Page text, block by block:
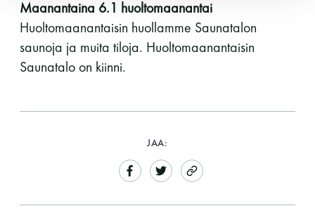
LUE LISÄÄ
Maanantaina 6.1 huoltomaanantai
Huoltomaanantaisin huollamme Saunatalon
saunoja ja muita tiloja. Huoltomaanantaisin
Saunatalo on kiinni.
JAA: